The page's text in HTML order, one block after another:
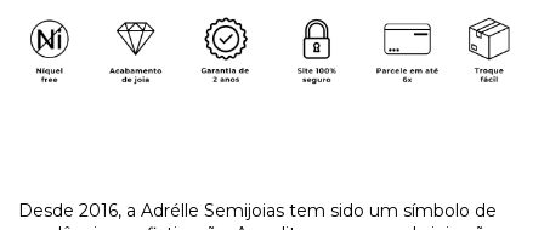
​Desde 2016, a Adrélle Semijoias tem sido um símbolo de